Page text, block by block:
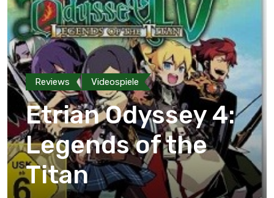
Reviews Videospiele
Etrian Odyssey 4:
Legends of the
Titan